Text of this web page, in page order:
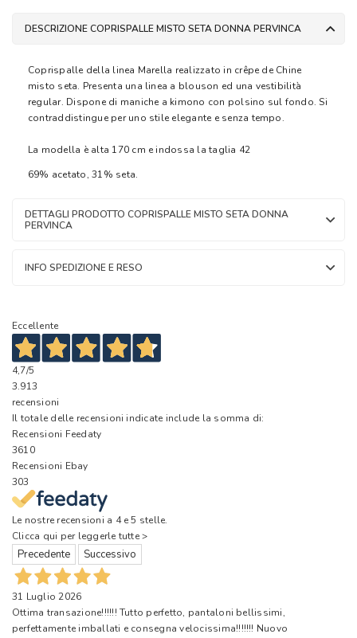
DESCRIZIONE COPRISPALLE MISTO SETA DONNA PERVINCA
Coprispalle della linea Marella realizzato in crêpe de Chine
misto seta. Presenta una linea a blouson ed una vestibilità
regular. Dispone di maniche a kimono con polsino sul fondo. Si
contraddistingue per uno stile elegante e senza tempo.
La modella è alta 170 cm e indossa la taglia 42
69% acetato, 31% seta.
DETTAGLI PRODOTTO COPRISPALLE MISTO SETA DONNA
PERVINCA
INFO SPEDIZIONE E RESO
Eccellente
4,7/5
3.913
recensioni
Il totale delle recensioni indicate include la somma di:
Recensioni Feedaty
3610
Recensioni Ebay
303
Le nostre recensioni a 4 e 5 stelle.
Clicca qui per leggerle tutte >
Precedente Successivo
31 Luglio 2026
Ottima transazione!!!!!! Tutto perfetto, pantaloni bellissimi,
perfettamente imballati e consegna velocissima!!!!!!! Nuovo